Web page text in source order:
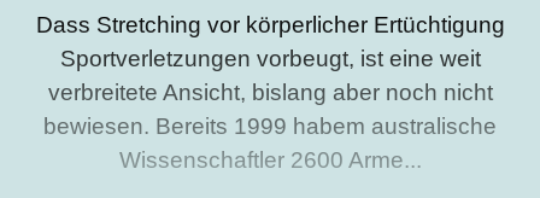
Dass Stretching vor körperlicher Ertüchtigung
Sportverletzungen vorbeugt, ist eine weit
verbreitete Ansicht, bislang aber noch nicht
bewiesen. Bereits 1999 habem australische
Wissenschaftler 2600 Arme...